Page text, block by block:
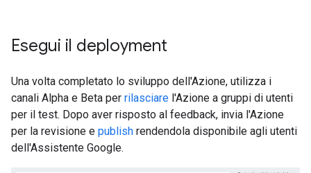
Esegui il deployment
Una volta completato lo sviluppo dell'Azione, utilizza i
canali Alpha e Beta per rilasciare l'Azione a gruppi di utenti
per il test. Dopo aver risposto al feedback, invia l'Azione
per la revisione e publish rendendola disponibile agli utenti
dell'Assistente Google.